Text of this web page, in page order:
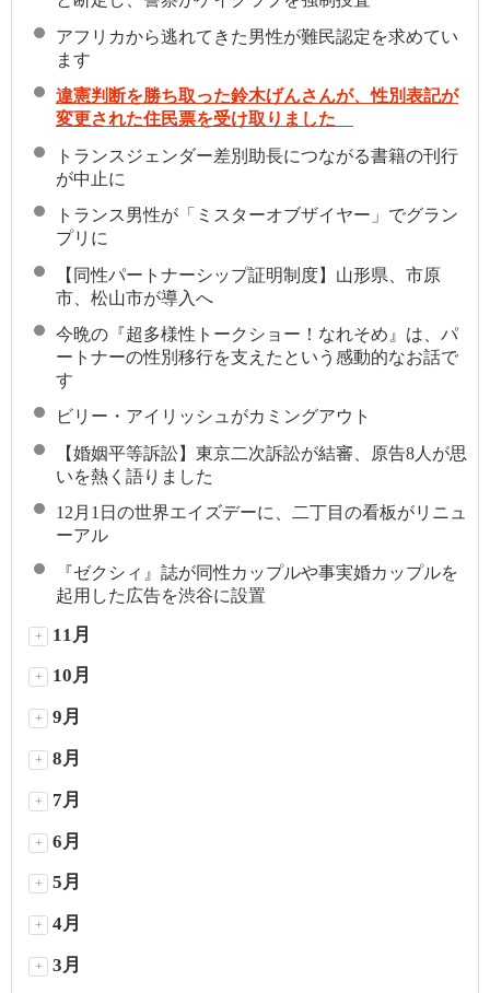
アフリカから逃れてきた男性が難民認定を求めてい
ます
違憲判断を勝ち取った鈴木げんさんが、性別表記が
変更された住民票を受け取りました
トランスジェンダー差別助長につながる書籍の刊行
が中止に
トランス男性が「ミスターオブザイヤー」でグラン
プリに
【同性パートナーシップ証明制度】山形県、市原
市、松山市が導入へ
今晩の『超多様性トークショー！なれそめ』は、パ
ートナーの性別移行を支えたという感動的なお話で
す
ビリー・アイリッシュがカミングアウト
【婚姻平等訴訟】東京二次訴訟が結審、原告8人が思
いを熱く語りました
12月1日の世界エイズデーに、二丁目の看板がリニュ
ーアル
『ゼクシィ』誌が同性カップルや事実婚カップルを
起用した広告を渋谷に設置
+ 11月
+ 10月
+ 9月
+ 8月
+ 7月
+ 6月
+ 5月
+ 4月
+ 3月